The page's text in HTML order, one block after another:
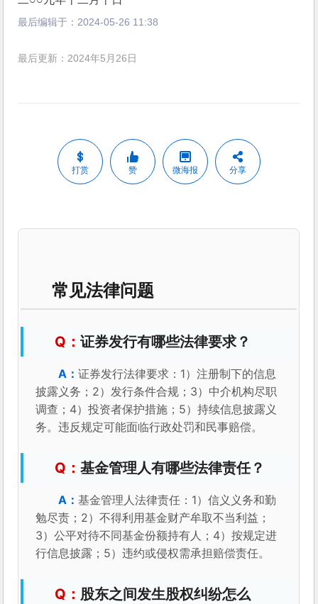
最后编辑于： 2024-05-26 11:38
最后更新：2024年5月26日
打赏 赞 微海报 分享
常见法律问题
证券发行有哪些法律要求？
证券发行法律要求：1）注册制下的信息
披露义务；2）发行条件合规；3）中介机构尽职
调查；4）投资者保护措施；5）持续信息披露义
务。违反规定可能面临行政处罚和民事赔偿。
基金管理人有哪些法律责任？
基金管理人法律责任：1）信义义务和勤
勉尽责；2）不得利用基金财产牟取不当利益；
3）公平对待不同基金份额持有人；4）按规定进
行信息披露；5）违约或侵权需承担赔偿责任。
股东之间发生股权纠纷怎么